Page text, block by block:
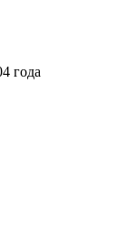
года